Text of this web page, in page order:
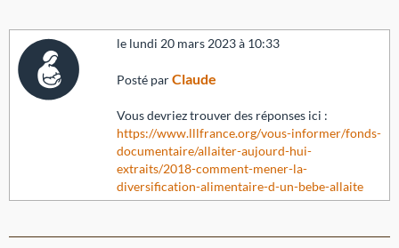
le lundi 20 mars 2023 à 10:33
Posté parClaude
Vous devriez trouver des réponses ici :
https://www.lllfrance.org/vous-informer/fonds-
documentaire/allaiter-aujourd-hui-
extraits/2018-comment-mener-la-
diversification-alimentaire-d-un-bebe-allaite